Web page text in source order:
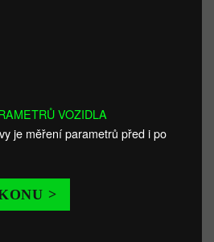
VOZIDLA
je měření parametrů před i po
>